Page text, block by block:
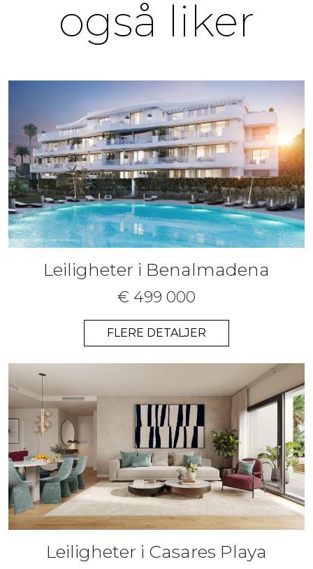
også liker
Leiligheter i Benalmadena
€ 499 000
FLERE DETALJER
Leiligheter i Casares Playa